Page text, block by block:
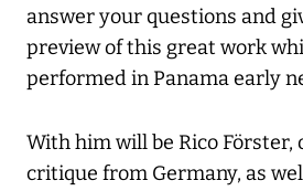
answer your questions and
preview of this great work
performed in Panama early
With him will be Rico Förster,
critique from Germany, as